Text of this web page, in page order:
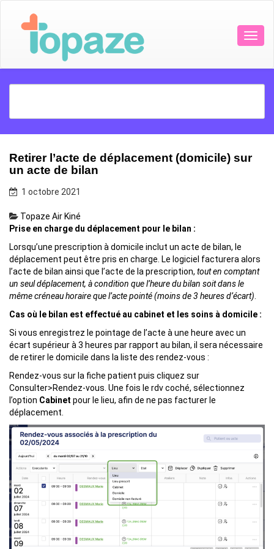
Retirer l’acte de déplacement (domicile) sur
un acte de bilan
1 octobre 2021
Topaze Air Kiné
Prise en charge du déplacement pour le bilan :
Lorsqu’une prescription à domicile inclut un acte de bilan, le
déplacement peut être pris en charge. Le logiciel facturera alors
l’acte de bilan ainsi que l’acte de la prescription, tout en comptant
un seul déplacement, à condition que l’heure du bilan soit dans le
même créneau horaire que l’acte pointé (moins de 3 heures d’écart)
Cas où le bilan est effectué au cabinet et les soins à domicile :
Si vous enregistrez le pointage de l’acte à une heure avec un
écart supérieur à 3 heures par rapport au bilan, il sera nécessaire
de retirer le domicile dans la liste des rendez-vous :
Rendez-vous sur la fiche patient puis cliquez sur
Consulter>Rendez-vous. Une fois le rdv coché, sélectionnez
l’option Cabinet pour le lieu, afin de ne pas facturer le
déplacement.